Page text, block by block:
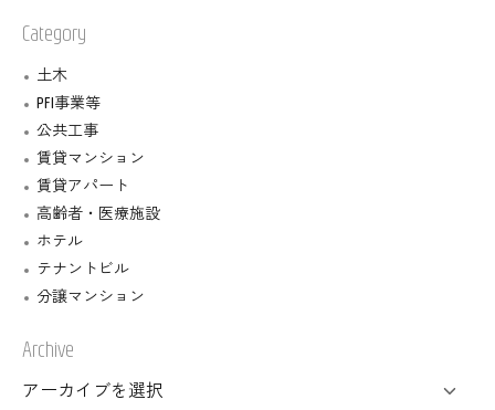
Category
土木
PFI事業等
公共工事
賃貸マンション
賃貸アパート
高齢者・医療施設
ホテル
テナントビル
分譲マンション
Archive